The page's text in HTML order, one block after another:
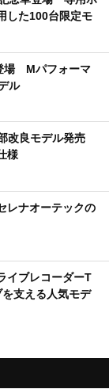
した100台限定モ
場 Mパフォーマ
ル
改良モデル発売
様
レナオーテックの
イブレコーダーT
支える人気モデ